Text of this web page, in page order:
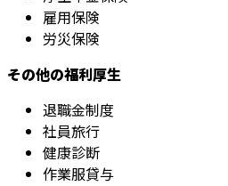
雇用保険
労災保険
その他の福利厚生
退職金制度
社員旅行
健康診断
作業服貸与